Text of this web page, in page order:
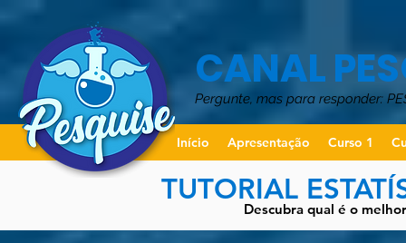
CANAL
Pergunte, mas para responder:
Início Apresentação Curso 1
TUTORIAL
Descubra qual é o